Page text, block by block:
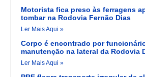
Motorista fica preso às ferragens
tombar na Rodovia Fernão Dias
Ler Mais Aqui »
Corpo é encontrado por
manutenção na lateral da Rodovia
Ler Mais Aqui »